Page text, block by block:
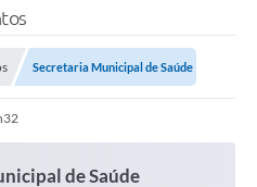
Secretaria Municipal de Saúde
de Saúde